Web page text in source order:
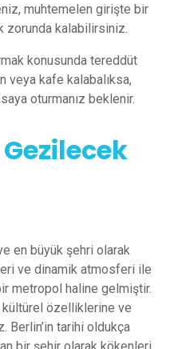
muhtemelen girişte bir
zorunda kalabilirsiniz.
konusunda tereddüt
veya kafe kalabalıksa,
oturmanız beklenir.
en büyük şehri olarak
ve dinamik atmosferi ile
metropol haline gelmiştir.
kültürel özelliklerine ve
Berlin’in tarihi oldukça